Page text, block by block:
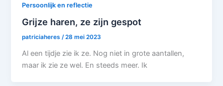
Persoonlijk en reflectie
Grijze haren, ze zijn gespot
patriciaheres/28 mei 2023
Al een tijdje zie ik ze. Nog niet in grote aantallen,
maar ik zie ze wel. En steeds meer. Ik